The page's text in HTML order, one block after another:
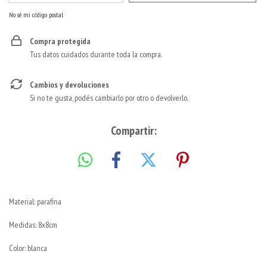
No sé mi código postal
Compra protegida
Tus datos cuidados durante toda la compra.
Cambios y devoluciones
Si no te gusta, podés cambiarlo por otro o devolverlo.
Compartir:
Material: parafina
Medidas: 8x8cm
Color: blanca